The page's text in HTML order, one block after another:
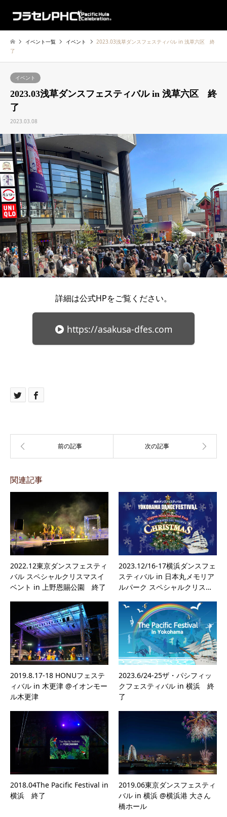
イベント一覧 イベント
2023.03浅草ダンスフェスティバル in 浅草六区 終
了
イベント
2023.03浅草ダンスフェスティバル in 浅草六区 終
了
2023.03.08
詳細は公式HPをご覧ください。
https://asakusa-dfes.com
関連記事
2022.12東京ダンスフェスティ
バル スペシャルクリスマスイ
ベント in 上野恩賜公園 終了
2023.12/16-17横浜ダンスフェ
スティバル in 日本丸メモリア
ルパーク スペシャルクリス…
2019.8.17-18 HONUフェステ
ィバル in 木更津 @イオンモー
ル木更津
2023.6/24-25ザ・パシフィッ
クフェスティバル in 横浜 終
了
2018.04The Pacific Festival in
横浜 終了
2019.06東京ダンスフェスティ
バル in 横浜 @横浜港 大さん
橋ホール